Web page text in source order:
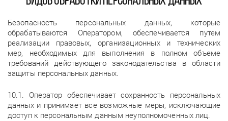
Безопасность персональных данных, которые
обрабатываются Оператором, обеспечивается путем
реализации правовых, организационных и технических
мер, необходимых для выполнения в полном объеме
требований действующего законодательства в области
защиты персональных данных.
10.1. Оператор обеспечивает сохранность персональных
данных и принимает все возможные меры, исключающие
доступ к персональным данным неуполномоченных лиц.